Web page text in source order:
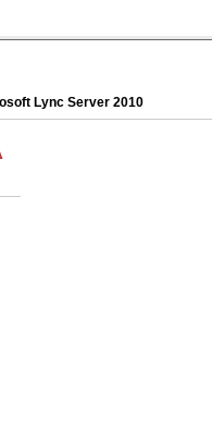
Lync Server 2010